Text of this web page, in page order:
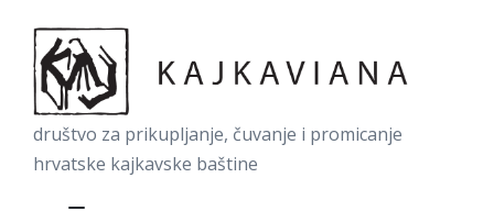
društvo za prikupljanje, čuvanje i promicanje
hrvatske kajkavske baštine